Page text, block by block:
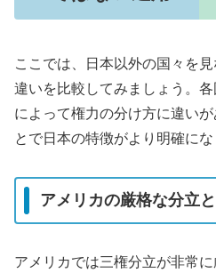
ここでは、日本以外の国々を
違いを比較してみましょう。
によって権力の分け方に違い
とで日本の特徴がより明確にな
アメリカの厳格な分立
アメリカでは三権分立が非常